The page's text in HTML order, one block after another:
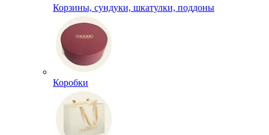
Корзины, сундуки, шкатулки, поддоны
Коробки